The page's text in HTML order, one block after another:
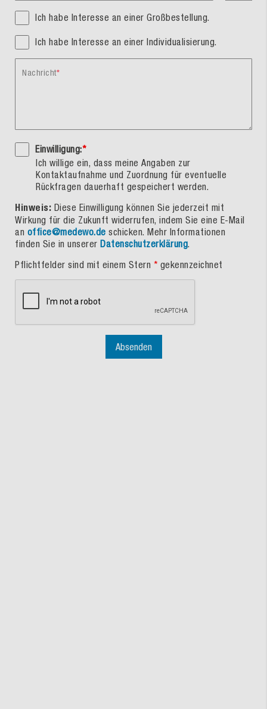
Ich habe Interesse an einer Großbestellung.
Ich habe Interesse an einer Individualisierung.
Nachricht
Einwilligung:*
Ich willige ein, dass meine Angaben zur
Kontaktaufnahme und Zuordnung für eventuelle
Rückfragen dauerhaft gespeichert werden.
Hinweis: Diese Einwilligung können Sie jederzeit mit
Wirkung für die Zukunft widerrufen, indem Sie eine E-Mail
an office@medewo.de schicken. Mehr Informationen
finden Sie in unserer Datenschutzerklärung.
Pflichtfelder sind mit einem Stern * gekennzeichnet
Absenden